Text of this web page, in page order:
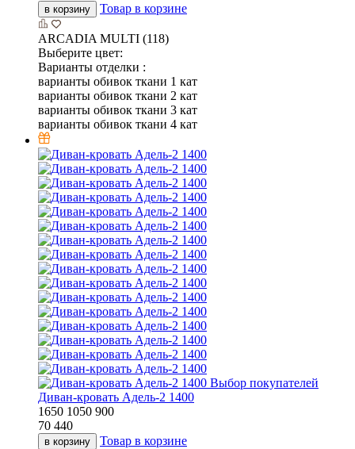
в корзину Товар в корзине
ARCADIA MULTI (118)
Выберите цвет:
Варианты отделки :
варианты обивок ткани 1 кат
варианты обивок ткани 2 кат
варианты обивок ткани 3 кат
варианты обивок ткани 4 кат
Выбор покупателей
Диван-кровать Адель-2 1400
1650 1050 900
70 440
в корзину Товар в корзине